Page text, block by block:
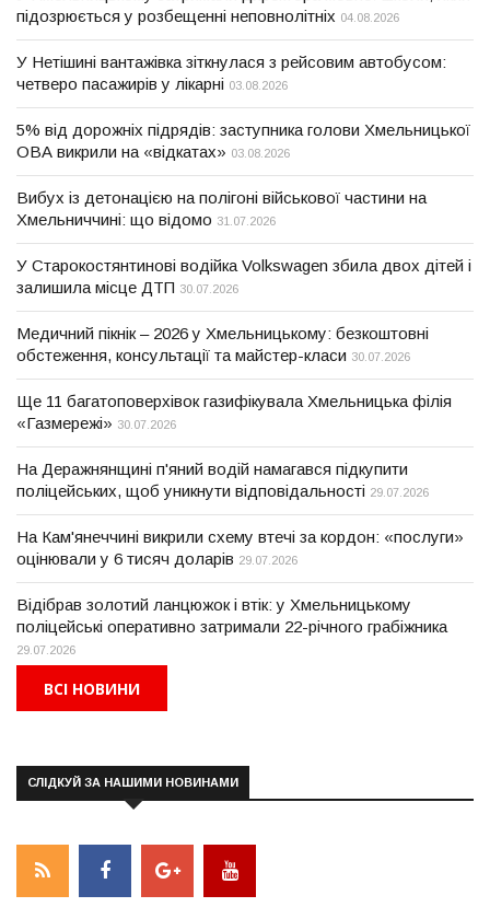
підозрюється у розбещенні неповнолітніх 04.08.2026
У Нетішині вантажівка зіткнулася з рейсовим автобусом:
четверо пасажирів у лікарні 03.08.2026
5% від дорожніх підрядів: заступника голови Хмельницької
ОВА викрили на «відкатах» 03.08.2026
Вибух із детонацією на полігоні військової частини на
Хмельниччині: що відомо 31.07.2026
У Старокостянтинові водійка Volkswagen збила двох дітей і
залишила місце ДТП 30.07.2026
Медичний пікнік – 2026 у Хмельницькому: безкоштовні
обстеження, консультації та майстер-класи 30.07.2026
Ще 11 багатоповерхівок газифікувала Хмельницька філія
«Газмережі» 30.07.2026
На Деражнянщині п'яний водій намагався підкупити
поліцейських, щоб уникнути відповідальності 29.07.2026
На Кам'янеччині викрили схему втечі за кордон: «послуги»
оцінювали у 6 тисяч доларів 29.07.2026
Відібрав золотий ланцюжок і втік: у Хмельницькому
поліцейські оперативно затримали 22-річного грабіжника
29.07.2026
ВСІ НОВИНИ
СЛІДКУЙ ЗА НАШИМИ НОВИНАМИ